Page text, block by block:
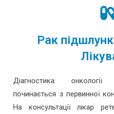
Рак
Діагностика
починається з первинної
На консультації лікар